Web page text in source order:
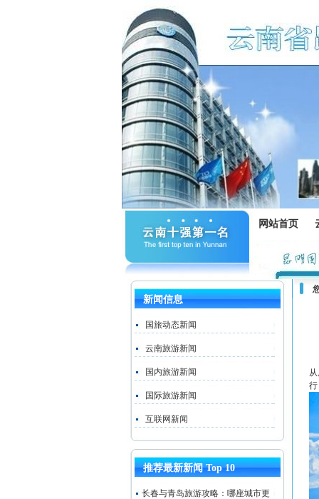
网站首页
新闻信息
国旅动态新闻
云南旅游新闻
国内旅游新闻
国际旅游新闻
互联网新闻
推荐最新新闻 Top 10
长春与青岛旅游攻略：哪座城市更